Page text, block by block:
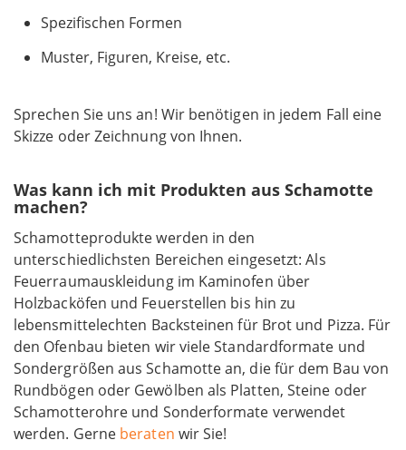
Spezifischen Formen
Muster, Figuren, Kreise, etc.
Sprechen Sie uns an! Wir benötigen in jedem Fall eine
Skizze oder Zeichnung von Ihnen.
Was kann ich mit Produkten aus Schamotte
machen?
Schamotteprodukte werden in den
unterschiedlichsten Bereichen eingesetzt: Als
Feuerraumauskleidung im Kaminofen über
Holzbacköfen und Feuerstellen bis hin zu
lebensmittelechten Backsteinen für Brot und Pizza. Für
den Ofenbau bieten wir viele Standardformate und
Sondergrößen aus Schamotte an, die für dem Bau von
Rundbögen oder Gewölben als Platten, Steine oder
Schamotterohre und Sonderformate verwendet
werden. Gerne beraten wir Sie!